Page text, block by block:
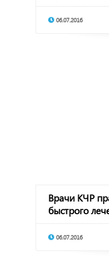
06.07.2016
Врачи КЧР
быстрого
06.07.2016